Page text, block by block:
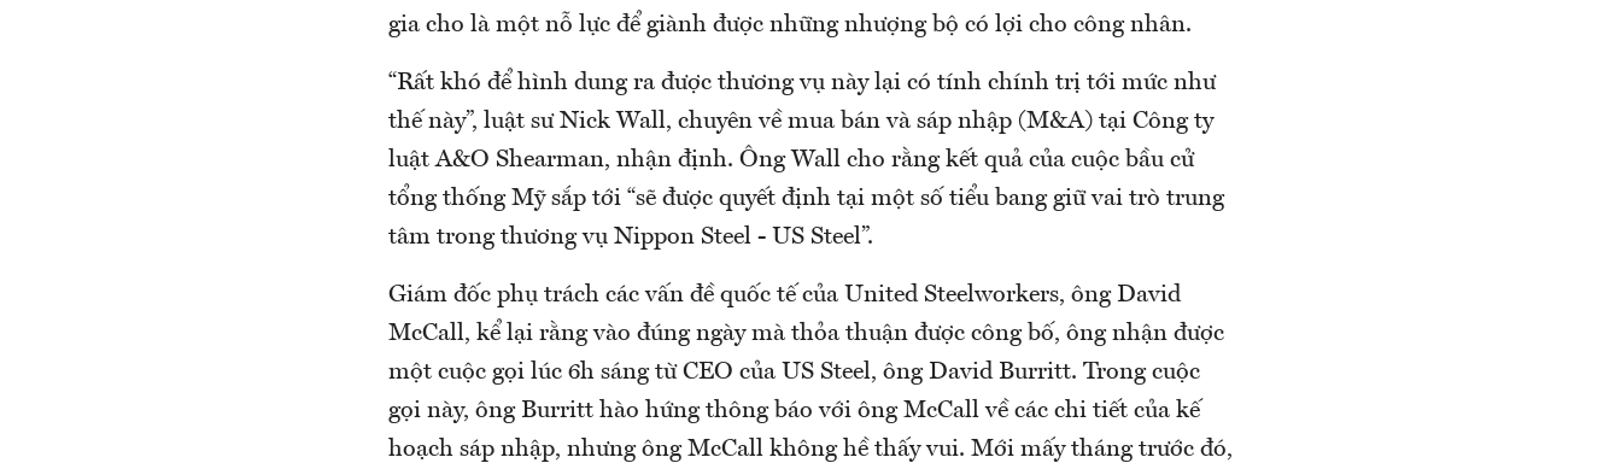
gia cho là một nỗ lực để giành được những nhượng bộ có lợi cho công nhân.
“Rất khó để hình dung ra được thương vụ này lại có tính chính trị tới mức như
thế này”, luật sư Nick Wall, chuyên về mua bán và sáp nhập (M&A) tại Công ty
luật A&O Shearman, nhận định. Ông Wall cho rằng kết quả của cuộc bầu cử
tổng thống Mỹ sắp tới “sẽ được quyết định tại một số tiểu bang giữ vai trò trung
tâm trong thương vụ Nippon Steel - US Steel”.
Giám đốc phụ trách các vấn đề quốc tế của United Steelworkers, ông David
McCall, kể lại rằng vào đúng ngày mà thỏa thuận được công bố, ông nhận được
một cuộc gọi lúc 6h sáng từ CEO của US Steel, ông David Burritt. Trong cuộc
gọi này, ông Burritt hào hứng thông báo với ông McCall về các chi tiết của kế
hoạch sáp nhập, nhưng ông McCall không hề thấy vui. Mới mấy tháng trước đó,